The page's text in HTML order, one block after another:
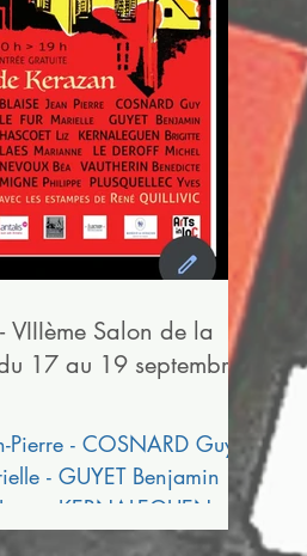
VIIIème Salon de la
17 au 19 septembre
Pierre - COSNARD Guy -
- GUYET Benjamin
- KERNALEGUEN
Marianne - LE